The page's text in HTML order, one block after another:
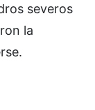
severos
la